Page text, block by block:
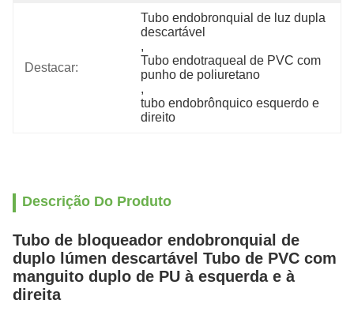
Destacar:
Tubo endobronquial de luz dupla
descartável
,
Tubo endotraqueal de PVC com
punho de poliuretano
,
tubo endobrônquico esquerdo e
direito
Descrição Do Produto
Tubo de bloqueador endobronquial de
duplo lúmen descartável Tubo de PVC com
manguito duplo de PU à esquerda e à
direita